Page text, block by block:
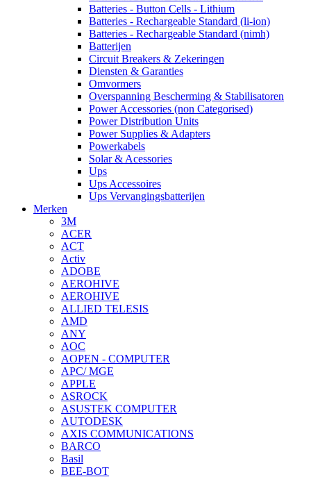
Batteries - Button Cells - Lithium
Batteries - Rechargeable Standard (li-ion)
Batteries - Rechargeable Standard (nimh)
Batterijen
Circuit Breakers & Zekeringen
Diensten & Garanties
Omvormers
Overspanning Bescherming & Stabilisatoren
Power Accessories (non Categorised)
Power Distribution Units
Power Supplies & Adapters
Powerkabels
Solar & Acessories
Ups
Ups Accessoires
Ups Vervangingsbatterijen
Merken
3M
ACER
ACT
Activ
ADOBE
AEROHIVE
AEROHIVE
ALLIED TELESIS
AMD
ANY
AOC
AOPEN - COMPUTER
APC/ MGE
APPLE
ASROCK
ASUSTEK COMPUTER
AUTODESK
AXIS COMMUNICATIONS
BARCO
Basil
BEE-BOT